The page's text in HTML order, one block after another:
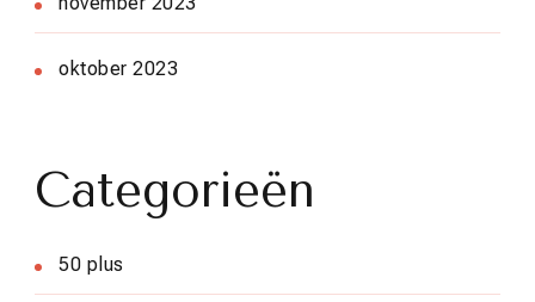
oktober 2023
Categorieën
50 plus